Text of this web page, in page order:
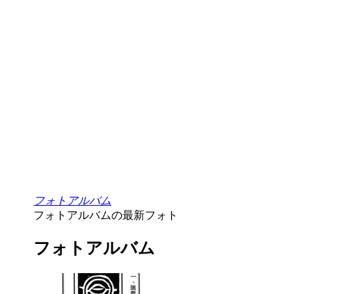
フォトアルバム
フォトアルバムの最新フォト
フォトアルバム